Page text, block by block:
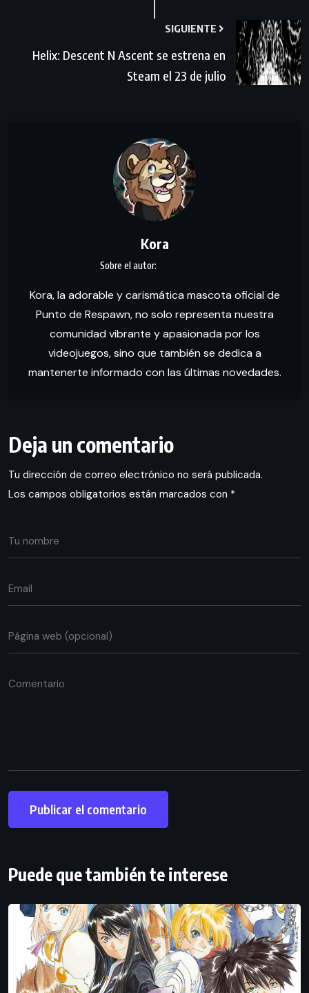
SIGUIENTE
Helix: Descent N Ascent se estrena en
Steam el 23 de julio
Kora
Kora, la adorable y carismática mascota oficial de
Punto de Respawn, no solo representa nuestra
comunidad vibrante y apasionada por los
videojuegos, sino que también se dedica a
mantenerte informado con las últimas novedades.
Deja un comentario
Tu dirección de correo electrónico no será publicada.
Los campos obligatorios están marcados con *
Puede que también te interese